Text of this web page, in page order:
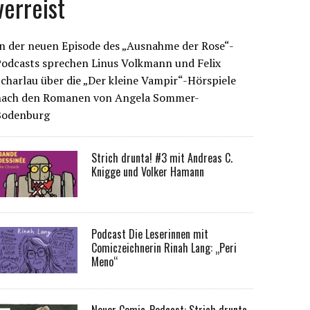
der neuen Episode des „Ausnahme der Rose“-
sprechen Linus Volkmann und Felix
über die „Der kleine Vampir“-Hörspiele
den Romanen von Angela Sommer-
Strich drunta! #3 mit Andreas C.
Knigge und Volker Hamann
Podcast Die Leserinnen mit
Comiczeichnerin Rinah Lang: „Peri
Meno“